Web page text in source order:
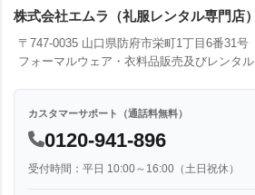
株式会社エムラ（礼服レンタル専門店）
〒747-0035 山口県防府市栄町1丁目6番31号
フォーマルウェア・衣料品販売及びレンタル
カスタマーサポート（通話料無料）
0120-941-896
受付時間：平日 10:00～16:00（土日祝休）